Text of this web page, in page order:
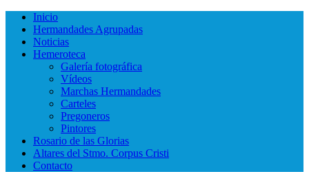
Inicio
Hermandades Agrupadas
Noticias
Hemeroteca
Galería fotográfica
Vídeos
Marchas Hermandades
Carteles
Pregoneros
Pintores
Rosario de las Glorias
Altares del Stmo. Corpus Cristi
Contacto